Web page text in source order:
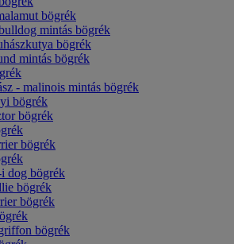
bögrék
mintás bögrék
bögrék
mintás bögrék
- malinois mintás bögrék
bögrék
bögrék
bögrék
dog bögrék
bögrék
bögrék
bögrék